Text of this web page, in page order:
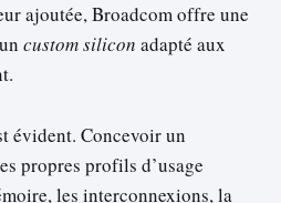
ajoutée, Broadcom offre une
custom silicon adapté aux
évident. Concevoir un
propres profils d’usage
les interconnexions, la